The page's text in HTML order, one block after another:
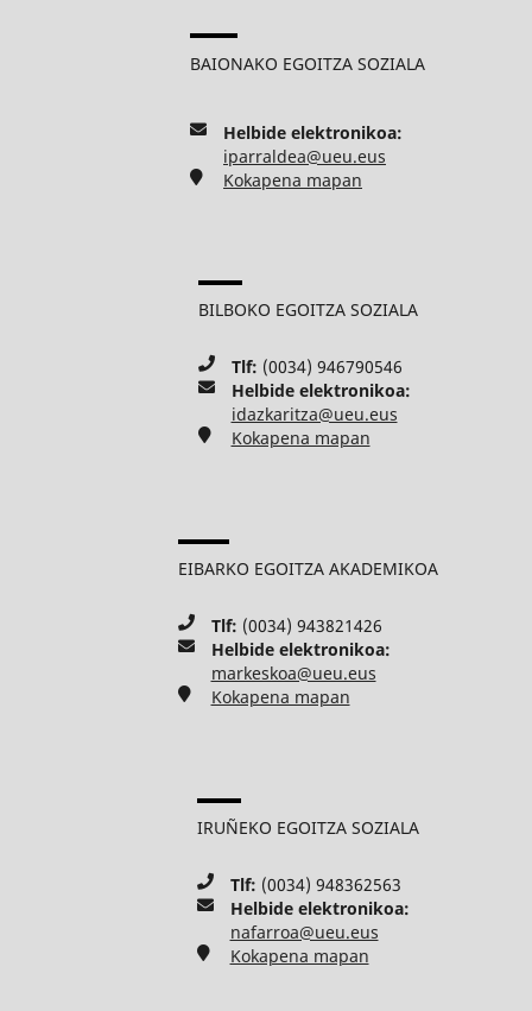
BAIONAKO EGOITZA SOZIALA
Helbide elektronikoa:
iparraldea@ueu.eus
Kokapena mapan
BILBOKO EGOITZA SOZIALA
Tlf: (0034) 946790546
Helbide elektronikoa:
idazkaritza@ueu.eus
Kokapena mapan
EIBARKO EGOITZA AKADEMIKOA
Tlf: (0034) 943821426
Helbide elektronikoa:
markeskoa@ueu.eus
Kokapena mapan
IRUÑEKO EGOITZA SOZIALA
Tlf: (0034) 948362563
Helbide elektronikoa:
nafarroa@ueu.eus
Kokapena mapan